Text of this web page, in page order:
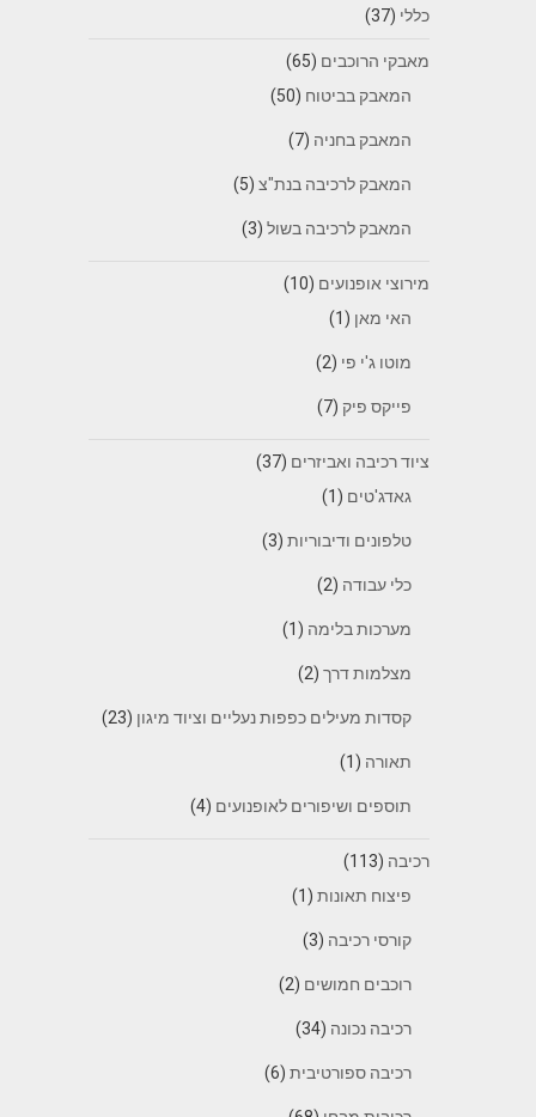
כללי (37)
מאבקי הרוכבים (65)
המאבק בביטוח (50)
המאבק בחניה (7)
המאבק לרכיבה בנת"צ(5)
המאבק לרכיבה בשול(3)
מירוצי אופנועים (10)
האי מאן (1)
מוטו ג'י פי (2)
פייקס פיק (7)
ציוד רכיבה ואביזרים (37)
גאדג'טים (1)
טלפונים ודיבוריות(3)
כלי עבודה (2)
מערכות בלימה (1)
מצלמות דרך(2)
קסדות מעילים כפפות נעליים וציוד מיגון (23)
תאורה (1)
תוספים ושיפורים לאופנועים (4)
רכיבה (113)
פיצוח תאונות(1)
קורסי רכיבה (3)
רוכבים חמושים (2)
רכיבה נכונה (34)
רכיבה ספורטיבית(6)